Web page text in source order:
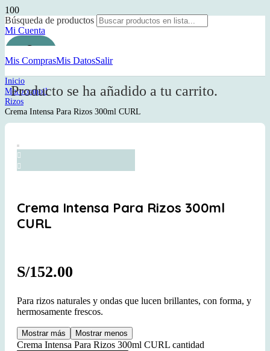
Búsqueda de productos
Mi Cuenta
Mis ComprasMis DatosSalir
Producto se ha añadido a tu carrito.
Inicio
Moroccanoil
Rizos
Crema Intensa Para Rizos 300ml CURL
Crema Intensa Para Rizos 300ml
CURL
S/152.00
Para rizos naturales y ondas que lucen brillantes, con forma, y
hermosamente frescos.
Mostrar más Mostrar menos
Crema Intensa Para Rizos 300ml CURL cantidad